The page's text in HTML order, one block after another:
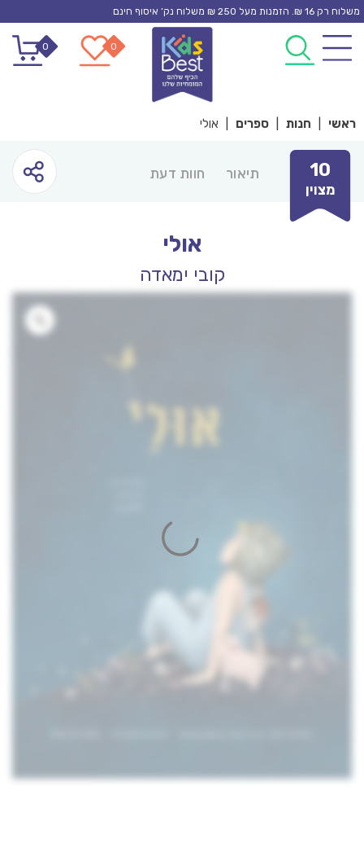
Skip
content
משלוח רק 16 ₪. הזמנות מעל 250 ₪ משלוח נק’ איסוף חינם
0
0
ראשי חנות ספרים אולי
10
מצוין
תיאור חוות דעת
אולי
קובי ימאדה